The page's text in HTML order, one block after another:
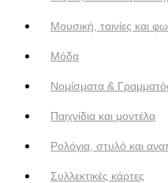
Μουσική, ταινίες και
Μόδα
Νομίσματα &
Παιχνίδια και μοντέλα
Ρολόγια, στυλό και
Συλλεκτικές κάρτες